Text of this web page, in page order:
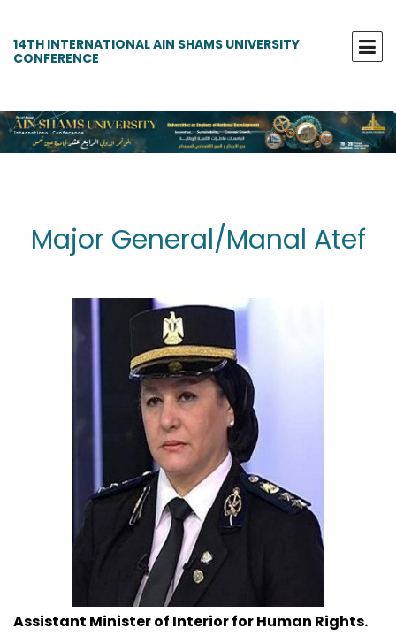
14TH INTERNATIONAL AIN SHAMS UNIVERSITY
CONFERENCE
Major General/Manal Atef
Assistant Minister of Interior for Human Rights.